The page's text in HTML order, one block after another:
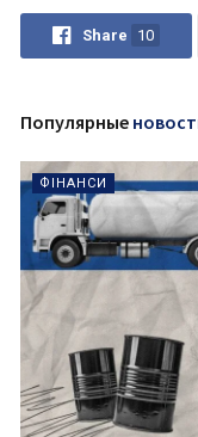
Share 10
Популярные
ФІНАНСИ